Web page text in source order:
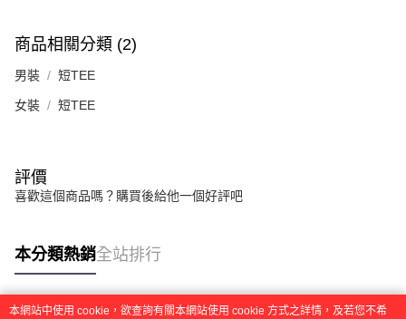
商品相關分類 (2)
男裝 短TEE
女裝 短TEE
評價
喜歡這個商品嗎？購買後給他一個好評吧
本分類熱銷全站排行
本網站中使用 cookie，欲查詢有關本網站使用 cookie 方式之詳情，及若您不希